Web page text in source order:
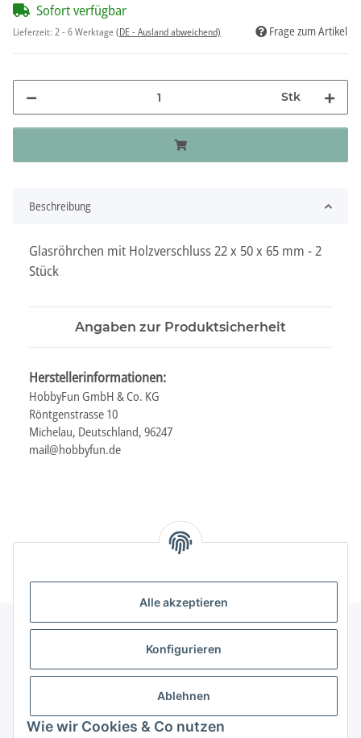
Alle akzeptieren
Konfigurieren
Ablehnen
Wie wir Cookies & Co nutzen
Sofort verfügbar
Lieferzeit: 2 - 6 Werktage(DE - Ausland abweichend) Frage zum Artikel
Stk
Beschreibung
Glasröhrchen mit Holzverschluss 22 x 50 x 65 mm - 2
Stück
Angaben zur Produktsicherheit
Herstellerinformationen:
HobbyFun GmbH & Co. KG
Röntgenstrasse 10
Michelau, Deutschland, 96247
mail@hobbyfun.de
Informationen
Gesetzliche Informationen